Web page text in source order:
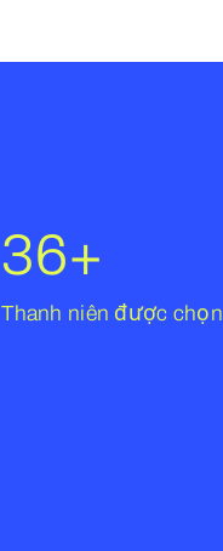
36+
Thanh niên được chọn